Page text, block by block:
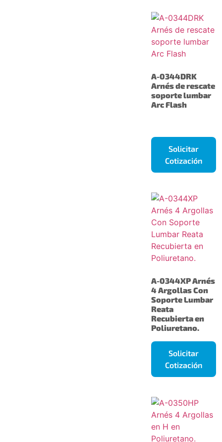
A-0344DRK
Arnés de rescate
soporte lumbar
Arc Flash
Solicitar
Cotización
A-0344XP Arnés
4 Argollas Con
Soporte Lumbar
Reata
Recubierta en
Poliuretano.
Solicitar
Cotización